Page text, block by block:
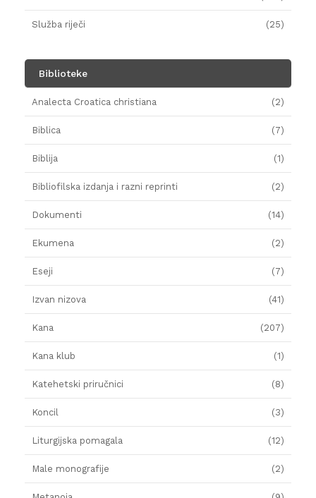
Služba riječi (25)
Biblioteke
Analecta Croatica christiana (2)
Biblica (7)
Biblija (1)
Bibliofilska izdanja i razni reprinti (2)
Dokumenti (14)
Ekumena (2)
Eseji (7)
Izvan nizova (41)
Kana (207)
Kana klub (1)
Katehetski priručnici (8)
Koncil (3)
Liturgijska pomagala (12)
Male monografije (2)